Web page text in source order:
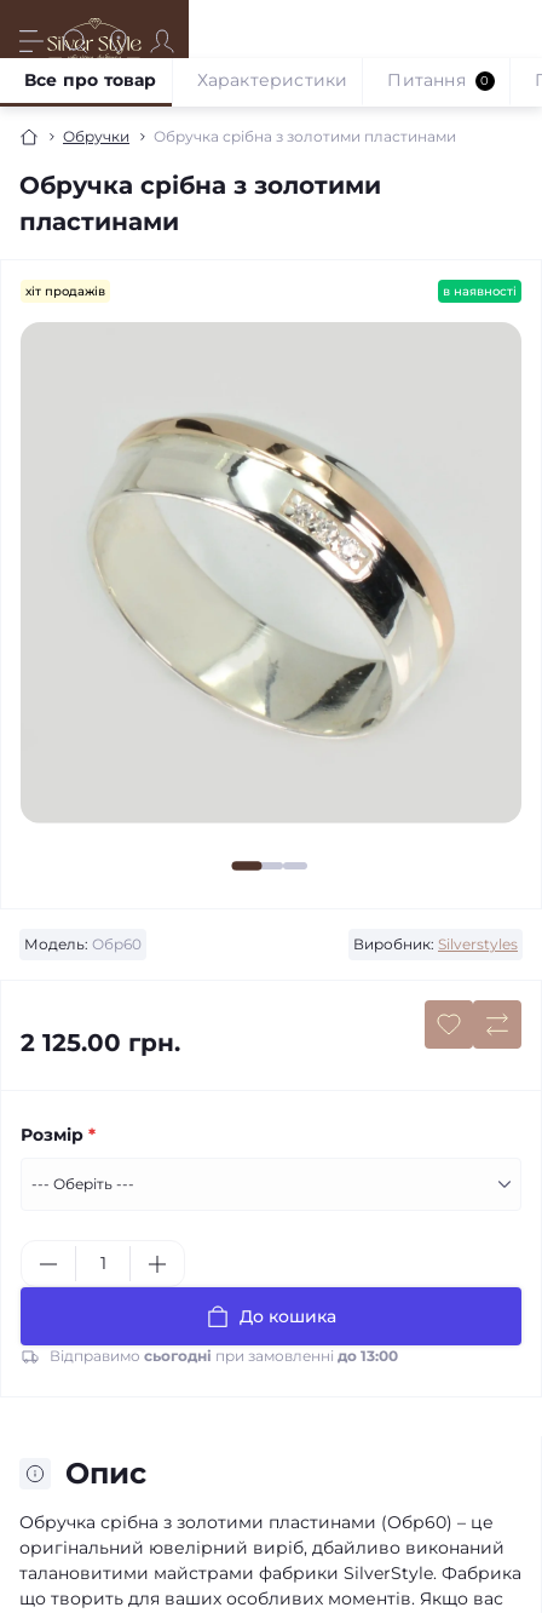
Обручки Обручка срібна з золотими пластинами
Обручка срібна з золотими
пластинами
Все про товар Характеристики Питання 0
хіт продажів в наявності
Модель: Обр60 Виробник: Silverstyles
2 125.00 грн.
Розмір *
До кошика
Відправимо сьогодні при замовленні до 13:00
Опис
Обручка срібна з золотими пластинами (Обр60) – це
оригінальний ювелірний виріб, дбайливо виконаний
талановитими майстрами фабрики SilverStyle. Фабрика
що творить для ваших особливих моментів. Якщо вас